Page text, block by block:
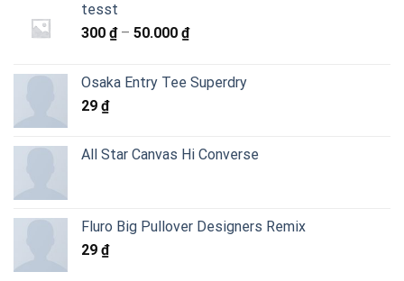
tesst
300 ₫ – 50.000 ₫Khoảng
300 ₫
Osaka Entry Tee Superdry
29 ₫
All Star Canvas Hi Converse
Fluro Big Pullover Designers Remix
29 ₫